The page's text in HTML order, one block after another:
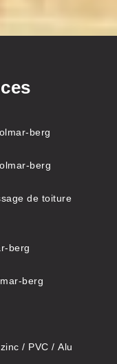
berg
berg
de toiture
berg
berg
/ PVC / Alu